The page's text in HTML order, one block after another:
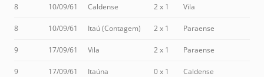
8 10/09/61 Caldense 2 x 1 Vila
8 10/09/61 Itaú (Contagem) 2 x 1 Paraense
9 17/09/61 Vila 2 x 1 Paraense
9 17/09/61 Itaúna 0 x 1 Caldense